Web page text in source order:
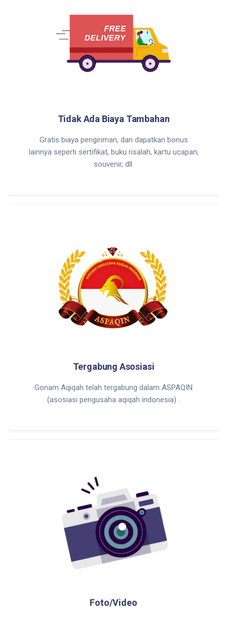
Tidak Ada Biaya Tambahan
Gratis biaya pengiriman, dan dapatkan bonus
lainnya seperti sertifikat, buku risalah, kartu ucapan,
souvenir, dll.
Tergabung Asosiasi
Gonam Aqiqah telah tergabung dalam ASPAQIN
(asosiasi pengusaha aqiqah indonesia) .
Foto/Video